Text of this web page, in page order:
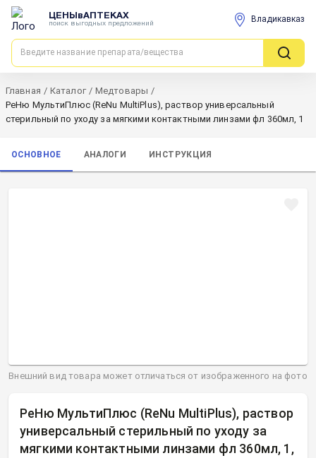
ЦЕНЫвАПТЕКАХ
поиск выгодных предложений Владикавказ
Главная / Каталог / Медтовары /
РеНю МультиПлюс (ReNu MultiPlus), раствор универсальный
стерильный по уходу за мягкими контактными линзами фл 360мл, 1
ОСНОВНОЕ АНАЛОГИ ИНСТРУКЦИЯ
РеНю МультиПлюс (ReNu MultiPlus), раствор
универсальный стерильный по уходу за
мягкими контактными линзами фл 360мл, 1,
Внешний вид товара может отличаться от изображенного на фото